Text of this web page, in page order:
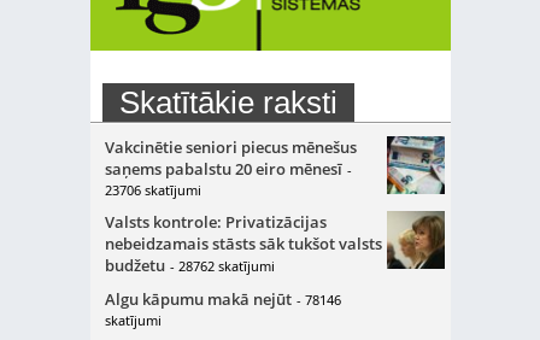
Skatītākie raksti
Vakcinētie seniori piecus mēnešus
saņems pabalstu 20 eiro mēnesī -
23706 skatījumi
Valsts kontrole: Privatizācijas
nebeidzamais stāsts sāk tukšot valsts
budžetu - 28762 skatījumi
Algu kāpumu makā nejūt - 78146
skatījumi